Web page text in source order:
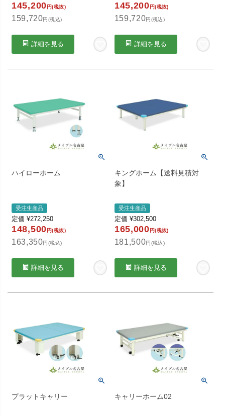
145,200 円(税抜)
159,720円(税込)
詳細を見る
145,200 円(税抜)
159,720円(税込)
詳細を見る
ハイローホーム
受注生産品
定価 ¥272,250
148,500 円(税抜)
163,350円(税込)
詳細を見る
キングホーム【送料見積対
象】
受注生産品
定価 ¥302,500
165,000 円(税抜)
181,500円(税込)
詳細を見る
プラットキャリー キャリーホーム02